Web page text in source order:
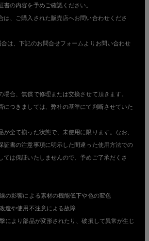
の内容を予めご確認ください。
は、ご購入された販売店へお問い合わせくださ
は、下記のお問合せフォームよりお問い合わせ
場合、無償で修理または交換させて頂きます。
につきましては、弊社の基準にて判断させていた
全て揃った状態で、未使用に限ります。なお、
証書の注意事項に明示した間違った使用方法での
ては保証いたしませんので、予めご了承だくさ
の影響による素材の機能低下や色の変色
造や使用不注意による故障
により部品が変形されたり、破損して異常が生じ